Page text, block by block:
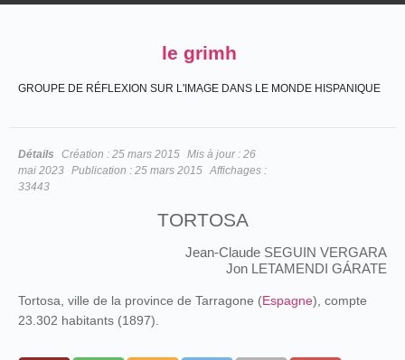
le grimh
GROUPE DE RÉFLEXION SUR L'IMAGE DANS LE MONDE HISPANIQUE
Détails Création : 25 mars 2015 Mis à jour : 26
mai 2023 Publication : 25 mars 2015 Affichages :
33443
TORTOSA
Jean-Claude SEGUIN VERGARA
Jon LETAMENDI GÁRATE
Tortosa, ville de la province de Tarragone (Espagne), compte
23.302 habitants (1897).